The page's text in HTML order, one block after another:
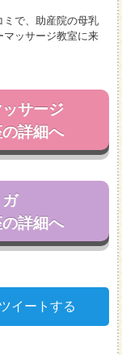
ミで、助産院の母乳
マッサージ教室に来
サージ
詳細へ
詳細へ
ツイートする